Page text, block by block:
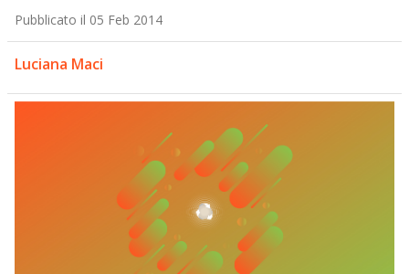
Pubblicato il 05 Feb 2014
Luciana Maci